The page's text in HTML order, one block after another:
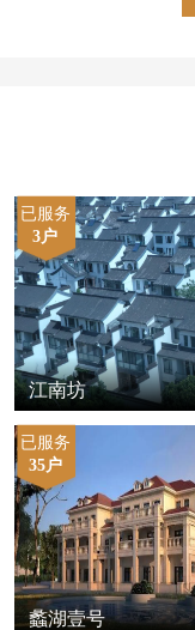
已服务
3户
江南坊
已服务
35户
蠡湖壹号